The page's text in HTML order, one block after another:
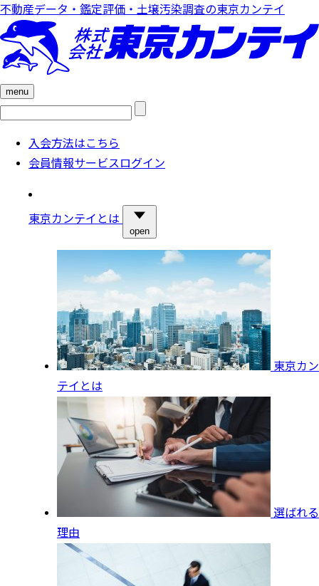
不動産データ・鑑定評価・土壌汚染調査の東京カンテイ
menu
検
入会方法はこちら
会員情報サービスログイン
東京カンテイとは
open
東京カン
テイとは
選ばれる
理由